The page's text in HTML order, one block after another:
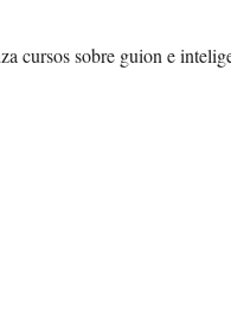
cursos sobre guion e